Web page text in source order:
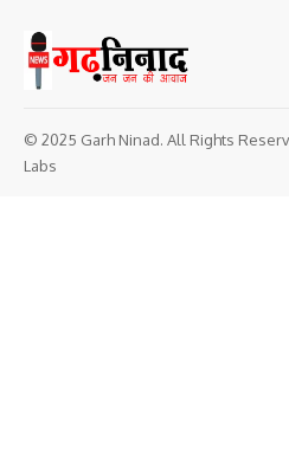
© 2025 Garh Ninad. All Rights
Labs